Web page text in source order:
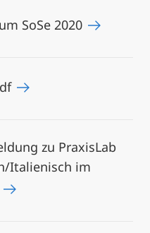
SoSe 2020
zu PraxisLab
Italienisch im